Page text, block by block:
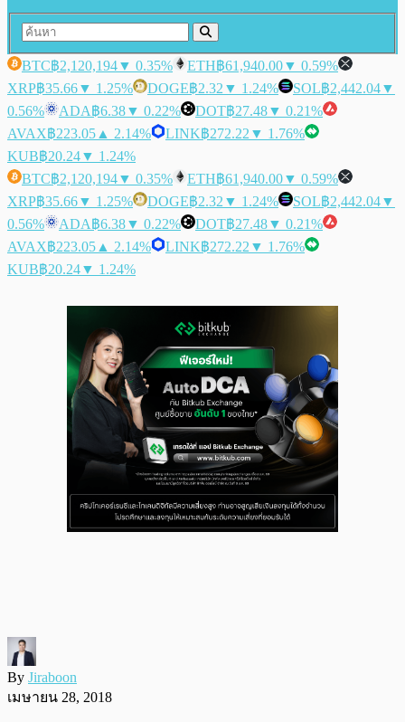
BTC฿2,120,194▼ 0.35% ETH฿61,940.00▼ 0.59%
XRP฿35.66▼ 1.25% DOGE฿2.32 ▼ 1.24% SOL฿2,442.04▼
0.56%
ADA฿6.38▼ 0.22% DOT฿27.48▼ 0.21%
AVAX฿223.05 ▲ 2.14% LINK฿272.22 ▼ 1.76%
KUB฿20.24▼ 1.24%
BTC฿2,120,194▼ 0.35% ETH฿61,940.00▼ 0.59%
XRP฿35.66▼ 1.25% DOGE฿2.32 ▼ 1.24% SOL฿2,442.04▼
0.56%
ADA฿6.38▼ 0.22% DOT฿27.48▼ 0.21%
AVAX฿223.05 ▲ 2.14% LINK฿272.22 ▼ 1.76%
KUB฿20.24▼ 1.24%
By Jiraboon
เมษายน 28, 2018